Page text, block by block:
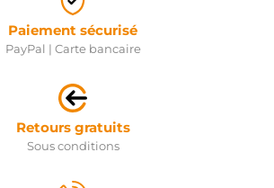
Paiement sécurisé
PayPal | Carte bancaire
Retours gratuits
Sous conditions